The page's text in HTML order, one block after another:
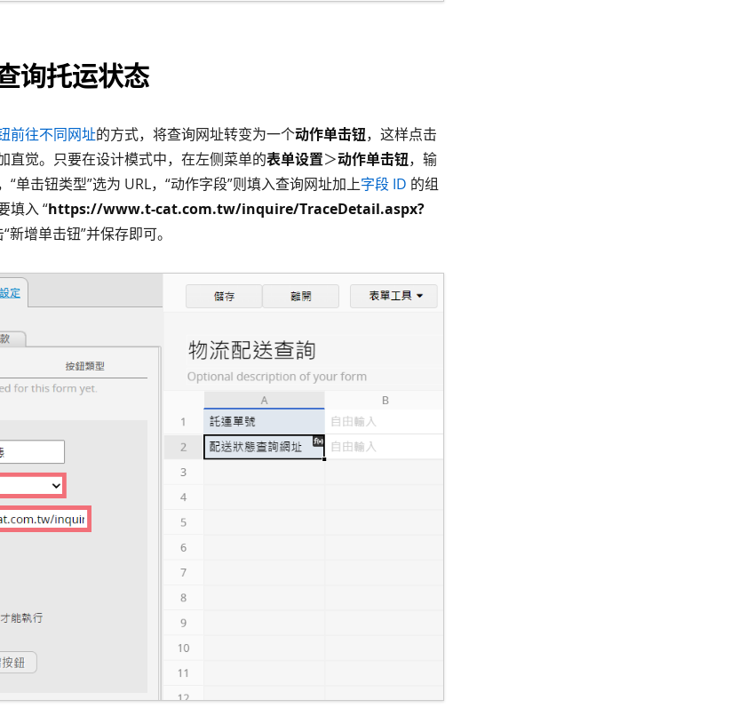
询托运状态
前往不同网址的方式，将查询网址转变为一个动作单击钮，这样点击
直觉。只要在设计模式中，在左侧菜单的表单设置＞动作单击钮，输
“单击钮类型”选为 URL，“动作字段”则填入查询网址加上字段 ID 的组
填入 “https://www.t-cat.com.tw/inquire/TraceDetail.aspx?
新增单击钮”并保存即可。